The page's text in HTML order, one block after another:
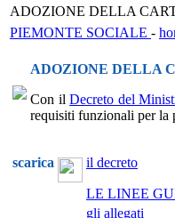
ADOZIONE DELLA
PIEMONTE SOCIALE -
ADOZIONE DELLA
Con ilDecreto del
requisiti funzionali per la
scarica il decreto
LE LINEE
gli allegati